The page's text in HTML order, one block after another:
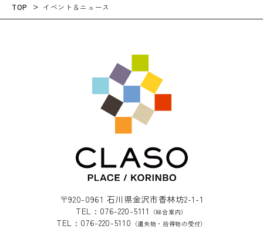
TOP イベント＆ニュース
〒920-0961 石川県金沢市香林坊2-1-1
TEL : 076-220-5111
（総合案内）
TEL : 076-220-5110 （遺失物・拾得物の受付）